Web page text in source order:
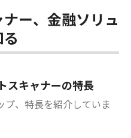
ー、金融ソリュ
スキャナーの特長
プ、特長を紹介していま